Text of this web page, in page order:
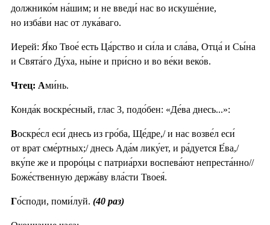
должнико́м на́шим; и не введи́ нас во искуше́ние,
но изба́ви нас от лука́ваго.
Иерей: Я́ко Твое́ есть Ца́рство и си́ла и сла́ва, Отца́ и Сы́на
и Свята́го Ду́ха, ны́не и при́сно и во ве́ки веко́в.
Чтец: Ами́нь.
Конда́к воскре́сный, глас 3, подо́бен: «Де́ва днесь...»:
Воскре́сл еси́ днесь из гро́ба, Ще́дре,/ и нас возве́л еси́
от врат сме́ртных;/ днесь Ада́м лику́ет, и ра́дуется Е́ва,/
вку́пе же и проро́цы с патриа́рхи воспева́ют непреста́нно//
Боже́ственную держа́ву вла́сти Твоея́.
Го́споди, поми́луй. (40 раз)